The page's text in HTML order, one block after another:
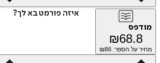
איזה פורמט בא לך?
מודפס
₪68.8
מחיר על הספר: ₪ 86